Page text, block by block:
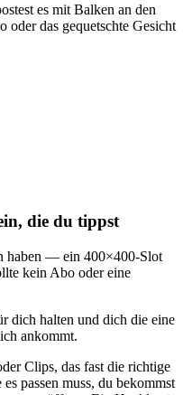
es mit Balken an den
oder das gequetschte Gesicht
die du tippst
haben — ein 400×400-Slot
kein Abo oder eine
dich halten und dich die eine
ankommt.
Clips, das fast die richtige
passen muss, du bekommst